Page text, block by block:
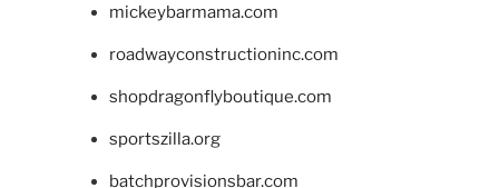
mickeybarmama.com
roadwayconstructioninc.com
shopdragonflyboutique.com
sportszilla.org
batchprovisionsbar.com